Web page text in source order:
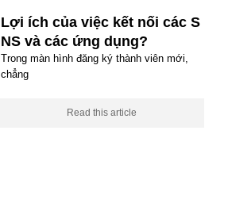
Lợi ích của việc kết nối các S
NS và các ứng dụng?
Trong màn hình đăng ký thành viên mới,
chẳng
Read this article